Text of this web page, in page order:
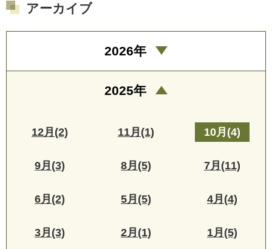
アーカイブ
2026年
2025年
12月(2) 11月(1) 10月(4)
9月(3) 8月(5) 7月(11)
6月(2) 5月(5) 4月(4)
3月(3) 2月(1) 1月(5)